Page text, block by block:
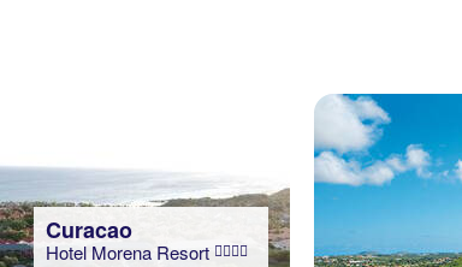
Curacao
Hotel Morena Resort